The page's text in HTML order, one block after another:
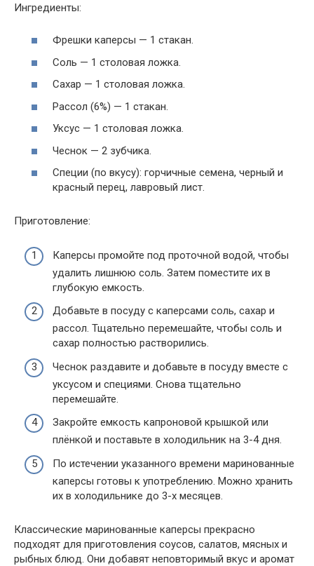
Ингредиенты:
Фрешки каперсы — 1 стакан.
Соль — 1 столовая ложка.
Сахар — 1 столовая ложка.
Рассол (6%) — 1 стакан.
Уксус — 1 столовая ложка.
Чеснок — 2 зубчика.
Специи (по вкусу): горчичные семена, черный и
красный перец, лавровый лист.
Приготовление:
Каперсы промойте под проточной водой, чтобы
удалить лишнюю соль. Затем поместите их в
глубокую емкость.
Добавьте в посуду с каперсами соль, сахар и
рассол. Тщательно перемешайте, чтобы соль и
сахар полностью растворились.
Чеснок раздавите и добавьте в посуду вместе с
уксусом и специями. Снова тщательно
перемешайте.
Закройте емкость капроновой крышкой или
плёнкой и поставьте в холодильник на 3-4 дня.
По истечении указанного времени маринованные
каперсы готовы к употреблению. Можно хранить
их в холодильнике до 3-х месяцев.
Классические маринованные каперсы прекрасно
подходят для приготовления соусов, салатов, мясных и
рыбных блюд. Они добавят неповторимый вкус и аромат